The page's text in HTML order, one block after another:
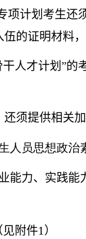
项计划考生
的证明材料
人才计划”的
须提供相关
人员思想政治
能力、实践
附件1 ）